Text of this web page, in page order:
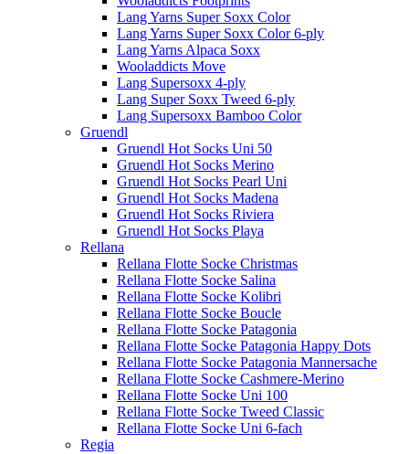
Lang Yarns Super Soxx Color
Lang Yarns Super Soxx Color 6-ply
Lang Yarns Alpaca Soxx
Wooladdicts Move
Lang Supersoxx 4-ply
Lang Super Soxx Tweed 6-ply
Lang Supersoxx Bamboo Color
Gruendl
Gruendl Hot Socks Uni 50
Gruendl Hot Socks Merino
Gruendl Hot Socks Pearl Uni
Gruendl Hot Socks Madena
Gruendl Hot Socks Riviera
Gruendl Hot Socks Playa
Rellana
Rellana Flotte Socke Christmas
Rellana Flotte Socke Salina
Rellana Flotte Socke Kolibri
Rellana Flotte Socke Boucle
Rellana Flotte Socke Patagonia
Rellana Flotte Socke Patagonia Happy Dots
Rellana Flotte Socke Patagonia Mannersache
Rellana Flotte Socke Cashmere-Merino
Rellana Flotte Socke Uni 100
Rellana Flotte Socke Tweed Classic
Rellana Flotte Socke Uni 6-fach
Regia